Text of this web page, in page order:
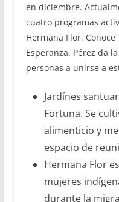
en diciembre.
cuatro programas
Hermana Flor,
Esperanza. Pérez da
personas a unirse a
Jardínes
Fortuna. Se
alimenticio y
espacio de
Hermana Flor
mujeres
durante la